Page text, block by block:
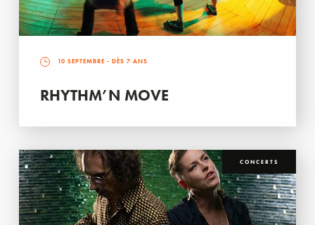
10 SEPTEMBRE - DÈS 7 ANS
RHYTHM’N MOVE
CONCERTS